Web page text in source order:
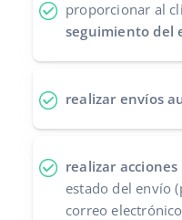
proporcionar al
seguimiento del
realizar envíos
realizar
estado del envío
correo